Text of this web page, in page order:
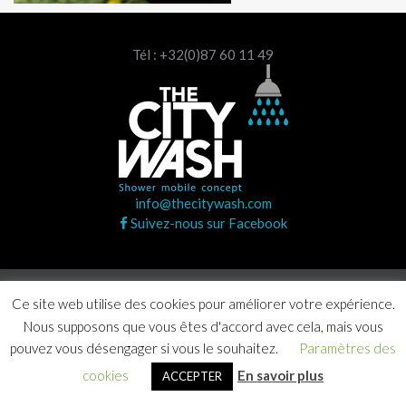
Tél : +32(0)87 60 11 49
info@thecitywash.com
Suivez-nous sur Facebook
Agence Craft Studio
Ce site web utilise des cookies pour améliorer votre expérience.
Nous supposons que vous êtes d'accord avec cela, mais vous
pouvez vous désengager si vous le souhaitez.
Paramètres des
cookies
ACCEPTER En savoir plus